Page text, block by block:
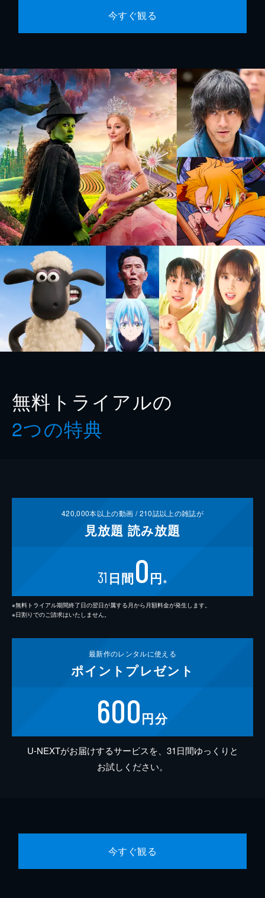
今すぐ観る
無料トライアルの
2つの特典
420,000本以上の動画 /210誌以上の雑誌が
見放題 読み放題
31 日間0円 ※
※無料トライアル期間終了日の翌日が属する月から月額料金が発生します。
※日割りでのご請求はいたしません。
最新作のレンタルに使える
ポイント プレゼント
600円分
U-NEXTがお届けするサービスを、31日間ゆっくりと
お試しください。
今すぐ観る